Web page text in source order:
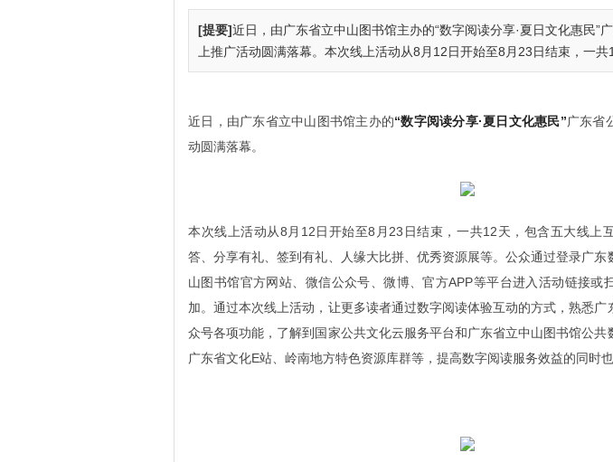
[提要]近日，由广东省立中山图书馆主办的“数字阅读分享·夏日文化惠民”
上推广活动圆满落幕。本次线上活动从8月12日开始至8月23日结束，一共
近日，由广东省立中山图书馆主办的“数字阅读分享·夏日文化惠民”广东省
动圆满落幕。
本次线上活动从8月12日开始至8月23日结束，一共12天，包含五大线上
答、分享有礼、签到有礼、人缘大比拼、优秀资源展等。公众通过登录广东
山图书馆官方网站、微信公众号、微博、官方APP等平台进入活动链接或
加。通过本次线上活动，让更多读者通过数字阅读体验互动的方式，熟悉广
众号各项功能，了解到国家公共文化云服务平台和广东省立中山图书馆公共
广东省文化E站、岭南地方特色资源库群等，提高数字阅读服务效益的同时